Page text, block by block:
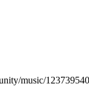
music/123739540